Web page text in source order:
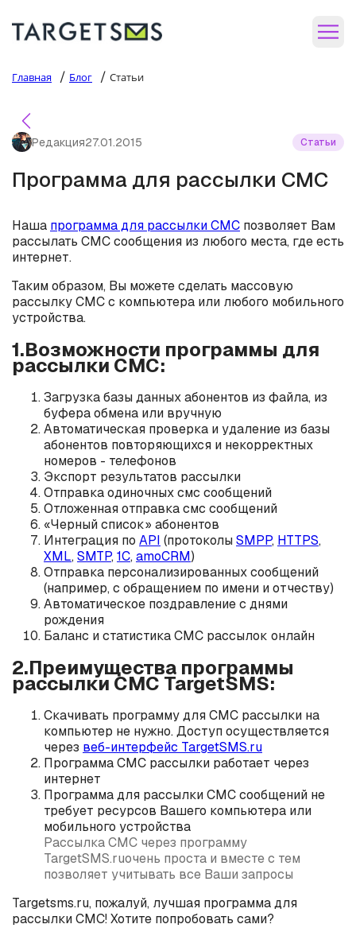
Главная / Блог / Статьи
Редакция27.01.2015 Статьи
Программа для рассылки СМС
Наша программа для рассылки СМС позволяет Вам
рассылать СМС сообщения из любого места, где есть
интернет.
Таким образом, Вы можете сделать массовую
рассылку СМС с компьютера или любого мобильного
устройства.
1.Возможности программы для
рассылки СМС:
Загрузка базы данных абонентов из файла, из
буфера обмена или вручную
Автоматическая проверка и удаление из базы
абонентов повторяющихся и некорректных
номеров - телефонов
Экспорт результатов рассылки
Отправка одиночных смс сообщений
Отложенная отправка смс сообщений
«Черный список» абонентов
Интеграция по API (протоколыSMPP, HTTPS,
XML, SMTP, 1C, amoCRM)
Отправка персонализированных сообщений
(например, с обращением по имени и отчеству)
Автоматическое поздравление с днями
рождения
Баланс и статистика СМС рассылок онлайн
2.Преимущества программы
рассылки СМС TargetSMS:
Скачивать программу для СМС рассылки на
компьютер не нужно. Доступ осуществляется
через веб-интерфейс TargetSMS.ru
Программа СМС рассылки работает через
интернет
Программа для рассылки СМС сообщений не
требует ресурсов Вашего компьютера или
мобильного устройства
Рассылка СМС через программу
TargetSMS.ruочень проста и вместе с тем
позволяет учитывать все Ваши запросы
Targetsms.ru, пожалуй, лучшая программа для
рассылки СМС! Хотите попробовать сами?